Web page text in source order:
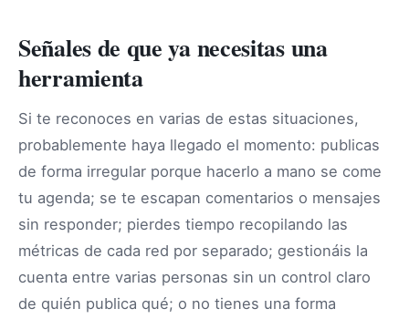
Señales de que ya necesitas una
herramienta
Si te reconoces en varias de estas situaciones,
probablemente haya llegado el momento: publicas
de forma irregular porque hacerlo a mano se come
tu agenda; se te escapan comentarios o mensajes
sin responder; pierdes tiempo recopilando las
métricas de cada red por separado; gestionáis la
cuenta entre varias personas sin un control claro
de quién publica qué; o no tienes una forma